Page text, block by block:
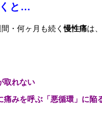
と…
・何ヶ月も続く慢性痛は
取れない
痛みを呼ぶ「悪循環」に陥